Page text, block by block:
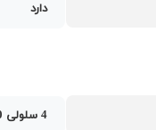
دارد
4 سلولی 90 وات ساعت